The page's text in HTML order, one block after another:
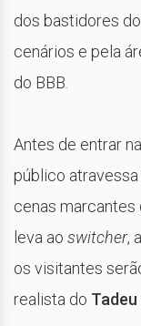
dos bastidores
cenários e pela
do BBB.
Antes de entrar
público atravessa
cenas marcantes
leva ao switcher,
os visitantes
realista do